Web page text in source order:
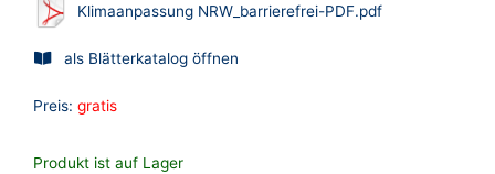
Klimaanpassung NRW_barrierefrei-PDF.pdf
als Blätterkatalog öffnen
Preis: gratis
Produkt ist auf Lager